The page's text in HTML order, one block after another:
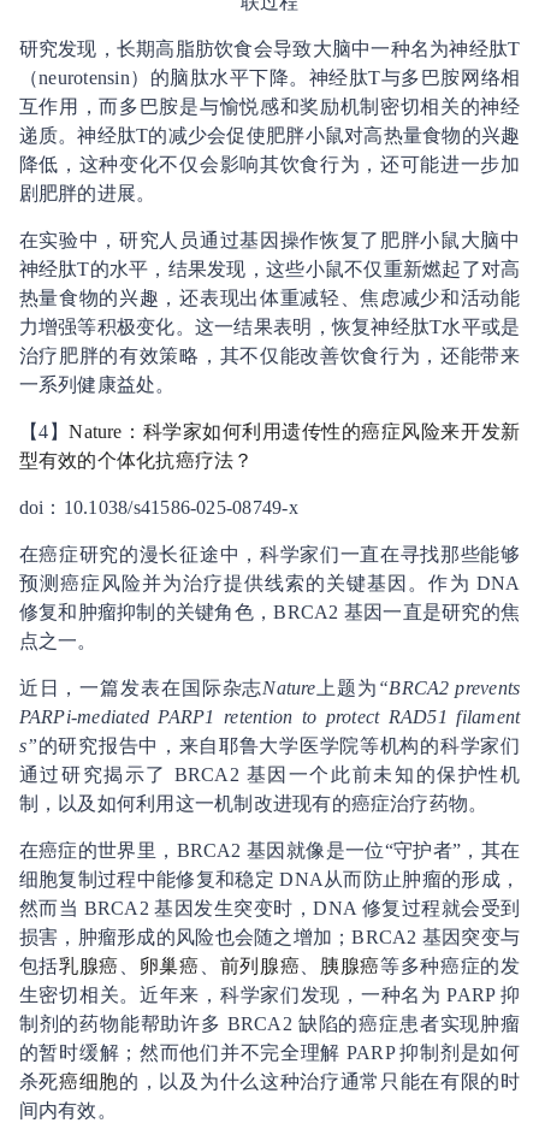
研究发现，长期高脂肪饮食会导致大脑中一种名为神经肽T
（neurotensin）的脑肽水平下降。神经肽T与多巴胺网络相
互作用，而多巴胺是与愉悦感和奖励机制密切相关的神经
递质。神经肽T的减少会促使肥胖小鼠对高热量食物的兴趣
降低，这种变化不仅会影响其饮食行为，还可能进一步加
剧肥胖的进展。
在实验中，研究人员通过基因操作恢复了肥胖小鼠大脑中
神经肽T的水平，结果发现，这些小鼠不仅重新燃起了对高
热量食物的兴趣，还表现出体重减轻、焦虑减少和活动能
力增强等积极变化。这一结果表明，恢复神经肽T水平或是
治疗肥胖的有效策略，其不仅能改善饮食行为，还能带来
一系列健康益处。
【4】Nature：科学家如何利用遗传性的癌症风险来开发新
型有效的个体化抗癌疗法？
doi：10.1038/s41586-025-08749-x
在癌症研究的漫长征途中，科学家们一直在寻找那些能够
预测癌症风险并为治疗提供线索的关键基因。作为 DNA
修复和肿瘤抑制的关键角色，BRCA2 基因一直是研究的焦
点之一。
近日，一篇发表在国际杂志Nature 上题为 “BRCA2 prevents
PARPi-mediated PARP1 retention to protect RAD51 filament
s”的研究报告中，来自耶鲁大学医学院等机构的科学家们
通过研究揭示了 BRCA2 基因一个此前未知的保护性机
制，以及如何利用这一机制改进现有的癌症治疗药物。
在癌症的世界里，BRCA2 基因就像是一位“守护者”，其在
细胞复制过程中能修复和稳定 DNA从而防止肿瘤的形成，
然而当 BRCA2 基因发生突变时，DNA 修复过程就会受到
损害，肿瘤形成的风险也会随之增加；BRCA2 基因突变与
包括乳腺癌 卵巢癌 前列腺癌 胰腺癌等多种癌症的发
生密切相关。近年来，科学家们发现，一种名为 PARP 抑
制剂的药物能帮助许多 BRCA2 缺陷的癌症患者实现肿瘤
的暂时缓解；然而他们并不完全理解 PARP 抑制剂是如何
杀死癌细胞的，以及为什么这种治疗通常只能在有限的时
间内有效。